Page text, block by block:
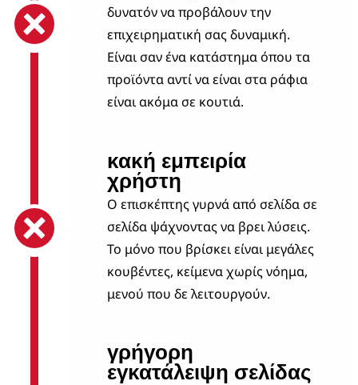
δυνατόν να προβάλουν την
επιχειρηματική σας δυναμική.
Είναι σαν ένα κατάστημα όπου τα
προϊόντα αντί να είναι στα ράφια
είναι ακόμα σε κουτιά.
κακή εμπειρία
χρήστη
Ο επισκέπτης γυρνά από σελίδα σε
σελίδα ψάχνοντας να βρει λύσεις.
Το μόνο που βρίσκει είναι μεγάλες
κουβέντες, κείμενα χωρίς νόημα,
μενού που δε λειτουργούν.
γρήγορη
εγκατάλειψη σελίδας